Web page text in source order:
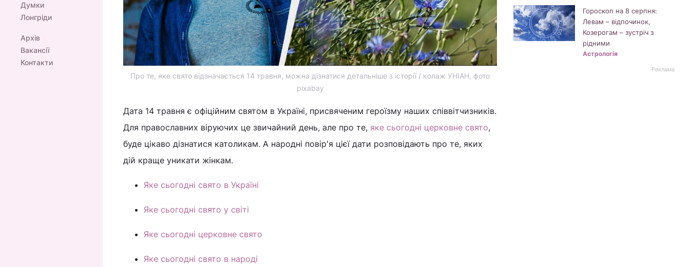
Думки
Лонгріди
Архів
Вакансії
Контакти
Про те, яке свято відзначається 14 травня, можна дізнатися детальніше з історії / колаж УНІАН, фото
pixabay
Дата 14 травня є офіційним святом в Україні, присвяченим героїзму наших співвітчизників.
Для православних віруючих це звичайний день, але про те, яке сьогодні церковне свято,
буде цікаво дізнатися католикам. А народні повір'я цієї дати розповідають про те, яких
дій краще уникати жінкам.
Яке сьогодні свято в Україні
Яке сьогодні свято у світі
Яке сьогодні церковне свято
Яке сьогодні свято в народі
Гороскоп на 8 серпня:
Левам – відпочинок,
Козерогам – зустріч з
рідними
Астрологія
Реклама